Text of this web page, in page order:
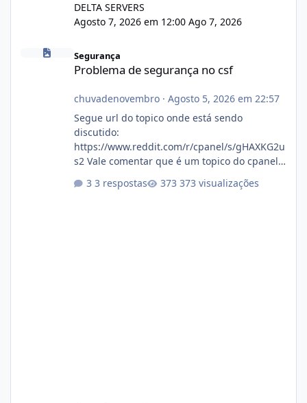
DELTA SERVERS
Agosto 7, 2026 em 12:00 Ago 7, 2026
Problema de segurança no csf
Segurança
Problema de segurança no csf
chuvadenovembro· Agosto 5, 2026 em 22:57
Segue url do topico onde está sendo
discutido:
https://www.reddit.com/r/cpanel/s/gHAXKG2u
s2 Vale comentar que é um topico do cpanel...
3 respostas 373 visualizações